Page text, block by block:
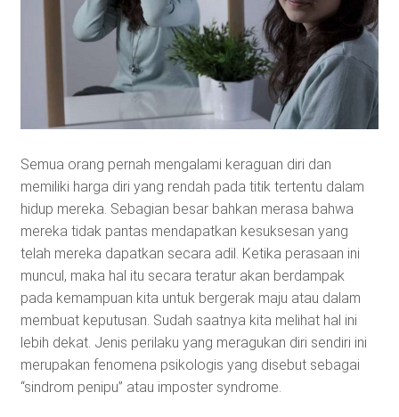
Semua orang pernah mengalami keraguan diri dan
memiliki harga diri yang rendah pada titik tertentu dalam
hidup mereka. Sebagian besar bahkan merasa bahwa
mereka tidak pantas mendapatkan kesuksesan yang
telah mereka dapatkan secara adil. Ketika perasaan ini
muncul, maka hal itu secara teratur akan berdampak
pada kemampuan kita untuk bergerak maju atau dalam
membuat keputusan. Sudah saatnya kita melihat hal ini
lebih dekat. Jenis perilaku yang meragukan diri sendiri ini
merupakan fenomena psikologis yang disebut sebagai
“sindrom penipu” atau imposter syndrome.